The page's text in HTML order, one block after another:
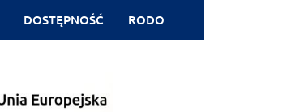
DOSTĘPNOŚĆ RODO